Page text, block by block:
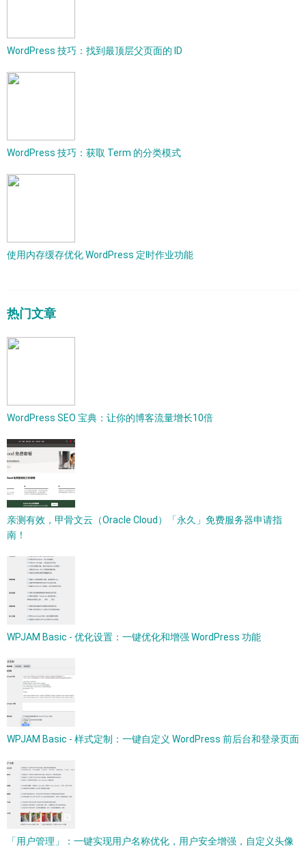
WordPress 技巧：找到最顶层父页面的 ID
WordPress 技巧：获取 Term 的分类模式
使用内存缓存优化 WordPress 定时作业功能
热门文章
WordPress SEO 宝典：让你的博客流量增长10倍
亲测有效，甲骨文云（Oracle Cloud）「永久」免费服务器申请指
南！
WPJAM Basic - 优化设置：一键优化和增强 WordPress 功能
WPJAM Basic - 样式定制：一键自定义 WordPress 前后台和登录页面
「用户管理」：一键实现用户名称优化，用户安全增强，自定义头像